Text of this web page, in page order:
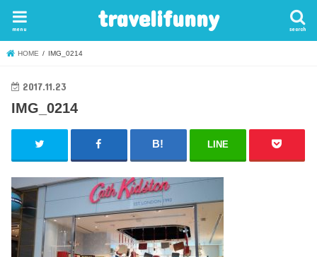
travelifunny search
menu
HOME IMG_0214
2017.11.23
IMG_0214
LINE